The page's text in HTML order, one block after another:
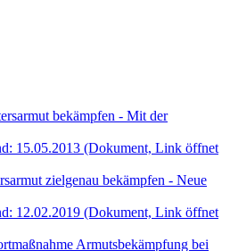
bekämpfen - Mit der
15.05.2013 (Dokument, Link öffnet
zielgenau bekämpfen - Neue
12.02.2019 (Dokument, Link öffnet
Armutsbekämpfung bei